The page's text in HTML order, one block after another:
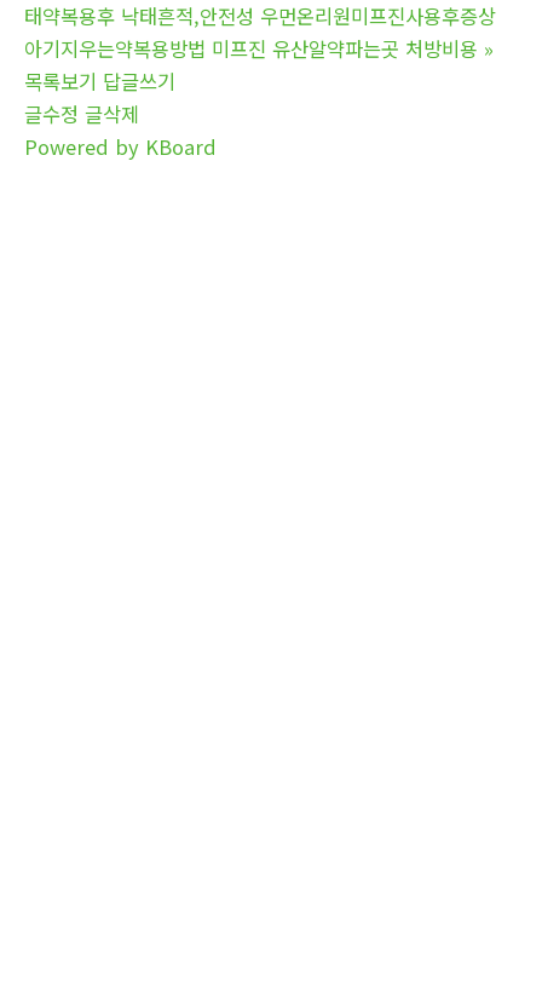
태약복용후 낙태흔적,안전성 우먼온리원미프진사용후증상
아기지우는약복용방법 미프진 유산알약파는곳 처방비용 »
목록보기 답글쓰기
글수정 글삭제
Powered by KBoard